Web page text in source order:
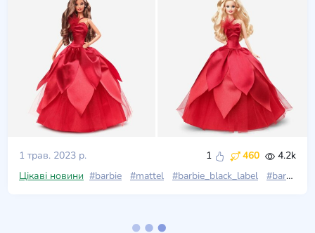
1 трав. 2023 р. 1 460
4.2k
Цікаві новини #barbie #mattel #barbie_black_label #barbie_gold_label